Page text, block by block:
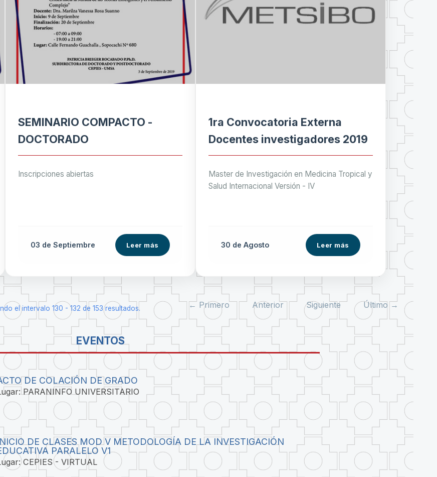
SEMINARIO COMPACTO -
DOCTORADO
Inscripciones abiertas
03 deSeptiembre Leer más
1ra Convocatoria Externa
Docentes investigadores 2019
Master de Investigación en Medicina Tropical y
Salud Internacional Versión - IV
30 de Agosto Leer más
el intervalo 130 - 132 de 153 resultados. ← Primero Anterior Siguiente Último →
EVENTOS
DE COLACIÓN DE GRADO
PARANINFO UNIVERSITARIO
DE CLASES MOD V METODOLOGÍA DE LA INVESTIGACIÓN
PARALELO V1
CEPIES - VIRTUAL